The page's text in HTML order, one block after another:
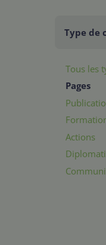
Type de
Tous les
Pages
Actions